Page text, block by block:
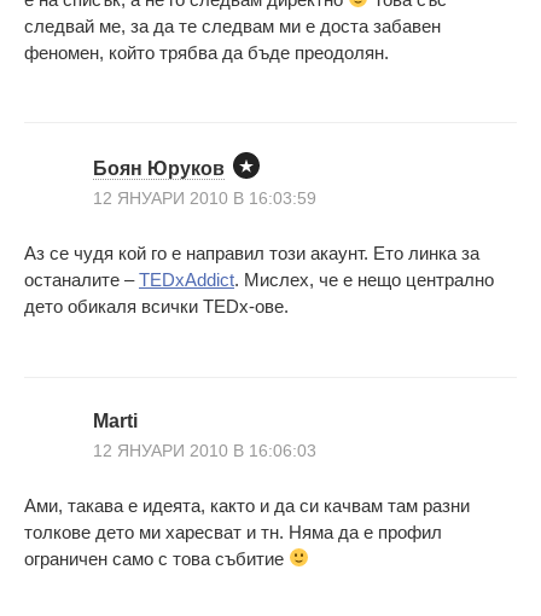
следвай ме, за да те следвам ми е доста забавен
феномен, който трябва да бъде преодолян.
Боян Юруков
12 ЯНУАРИ 2010 В 16:03:59
Аз се чудя кой го е направил този акаунт. Ето линка за
останалите –TEDxAddict. Мислех, че е нещо централно
дето обикаля всички TEDx-ове.
Marti
12 ЯНУАРИ 2010 В 16:06:03
Ами, такава е идеята, както и да си качвам там разни
толкове дето ми харесват и тн. Няма да е профил
ограничен само с това събитие